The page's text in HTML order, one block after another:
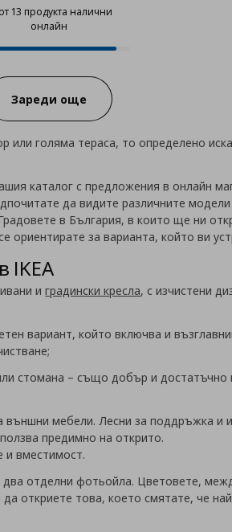
13 продукта налични
онлайн
Зареди още
или голяма тераса, то определено
каталог с предложения в онлайн
да видите различните
в България, в които ще ни
ориентирате за варианта, който ви
IKEA
иградински кресла, с изчистени
вариант, който включва и
стомана – също добър и
външни мебели. Лесни за поддръжка
предимно на открито.
и вместимост.
отделни фотьойла. Цветовете,
откриете това, което смятате, че